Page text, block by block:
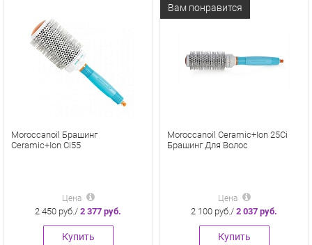
Moroccanoil Брашинг
Ceramic+Ion Ci55
Цена
2 450 руб./ 2 377 руб.
Купить
Вам понравится
Moroccanoil Ceramic+Ion 25Ci
Брашинг Для Волос
Цена
2 100 руб./ 2 037 руб.
Купить